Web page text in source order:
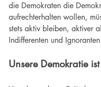
die Demokraten die
aufrechterhalten wollen,
stets aktiv bleiben, aktiver
Indifferenten und
Unsere Demokratie